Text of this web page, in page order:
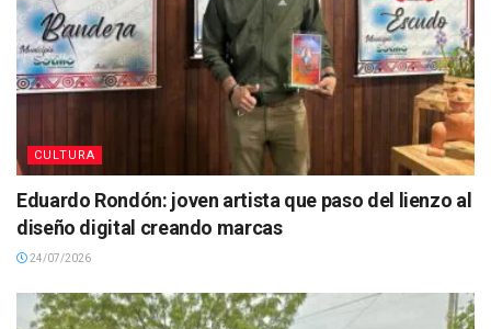
CULTURA
Eduardo Rondón: joven artista que paso del lienzo al
diseño digital creando marcas
24/07/2026